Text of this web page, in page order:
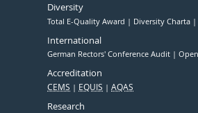
Diversity
Total E-Quality Award Diversity Charta
International
German Rectors' Conference Audit
Accreditation
CEMS EQUIS AQAS
Research